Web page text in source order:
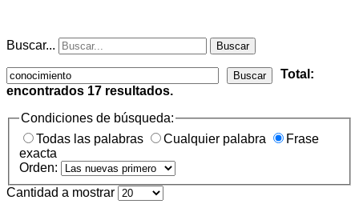
Buscar... Buscar
Buscar
Total:
encontrados 17 resultados.
Condiciones de búsqueda:
Todas las palabras
Cualquier palabra
Frase
exacta
Orden:
Cantidad a mostrar